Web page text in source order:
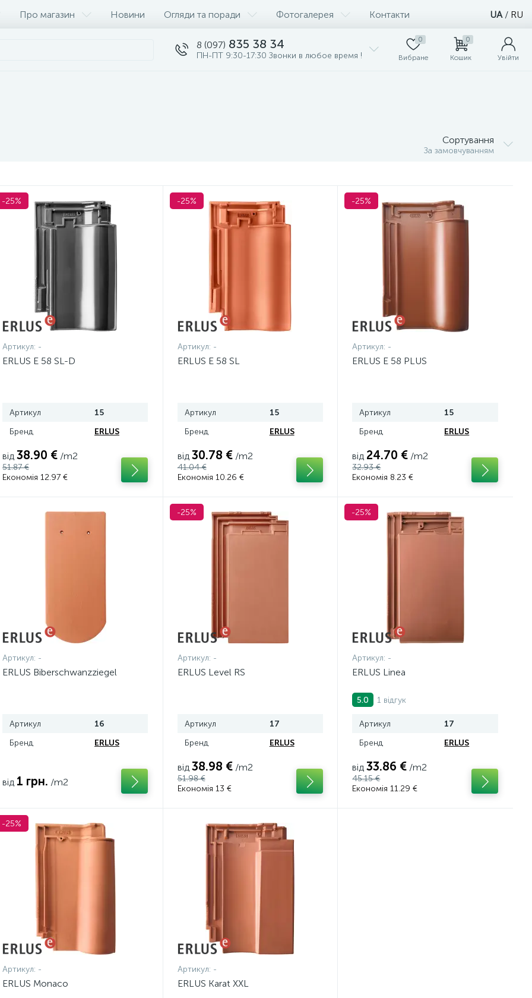
Про магазин Новини Огляди та поради Фотогалерея Контакти UA / RU
8 (097) 835 38 34
ПН-ПТ 9:30-17:30 Звонки в любое время !
0
Вибране
0
Кошик Увійти
Сортування
За замовчуванням
-25%
Артикул: -
ERLUS E 58 SL-D
Артикул
15
Бренд
ERLUS
від 38.90 € /m2
51.87 €
Економія 12.97 €
-25%
Артикул: -
ERLUS E 58 SL
Артикул
15
Бренд
ERLUS
від 30.78 € /m2
41.04 €
Економія 10.26 €
-25%
Артикул: -
ERLUS E 58 PLUS
Артикул
15
Бренд
ERLUS
від 24.70 € /m2
32.93 €
Економія 8.23 €
Артикул: -
ERLUS Biberschwanzziegel
Артикул
16
Бренд
ERLUS
від 1 грн. /m2
-25%
Артикул: -
ERLUS Level RS
Артикул
17
Бренд
ERLUS
від 38.98 € /m2
51.98 €
Економія 13 €
-25%
Артикул: -
ERLUS Linea
5.0 1 відгук
Артикул
17
Бренд
ERLUS
від 33.86 € /m2
45.15 €
Економія 11.29 €
-25%
Артикул: -
ERLUS Monaco
Артикул: -
ERLUS Karat XXL